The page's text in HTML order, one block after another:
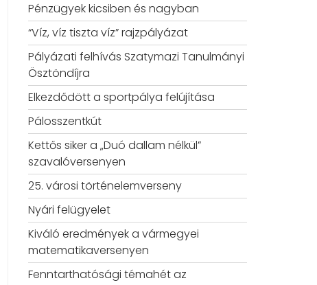
Pénzügyek kicsiben és nagyban
“Víz, víz tiszta víz” rajzpályázat
Pályázati felhívás Szatymazi Tanulmányi
Ösztöndíjra
Elkezdődött a sportpálya felújítása
Pálosszentkút
Kettős siker a „Duó dallam nélkül”
szavalóversenyen
25. városi történelemverseny
Nyári felügyelet
Kiváló eredmények a vármegyei
matematikaversenyen
Fenntarthatósági témahét az